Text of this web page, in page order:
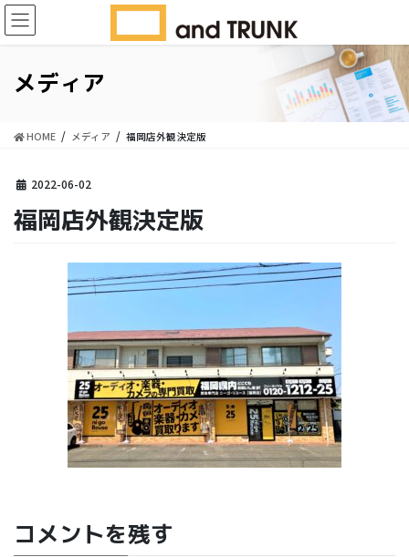
コ
ン
ナ
ビ
メディア
HOME メディア 福岡店外観決定版
2022-06-02
福岡店外観決定版
コメントを残す